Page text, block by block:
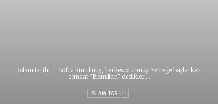
İslam tarihi
Sofra kurulmuş, herkes oturmuş. Yemeğe başlarken
cemaat ”Bismillah” dedikleri...
İSLAM TARIHI